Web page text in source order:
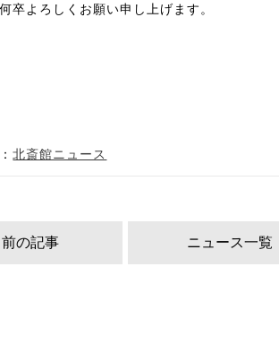
卒よろしくお願い申し上げます。
北斎館ニュース
前の記事 ニュース一覧